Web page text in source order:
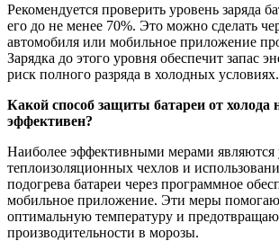
Рекомендуется проверить уровень заряда
его до не менее 70%. Это можно сделать
автомобиля или мобильное приложение
Зарядка до этого уровня обеспечит запас
риск полного разряда в холодных условиях.
Какой способ защиты батареи от холода
эффективен?
Наиболее эффективными мерами являются
теплоизоляционных чехлов и
подогрева батареи через программное
мобильное приложение. Эти меры
оптимальную температуру и
производительности в морозы.